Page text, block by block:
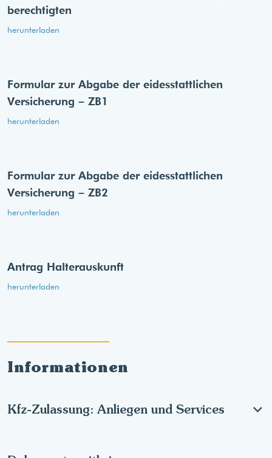
Informationen
Kfz-Zulassung: Anliegen und Services
berechtigten
herunterladen
Formular zur Abgabe der eides­stattlichen
Versicherung – ZB1
herunterladen
Formular zur Abgabe der eides­stattlichen
Versicherung – ZB2
herunterladen
Antrag Halterauskunft
herunterladen